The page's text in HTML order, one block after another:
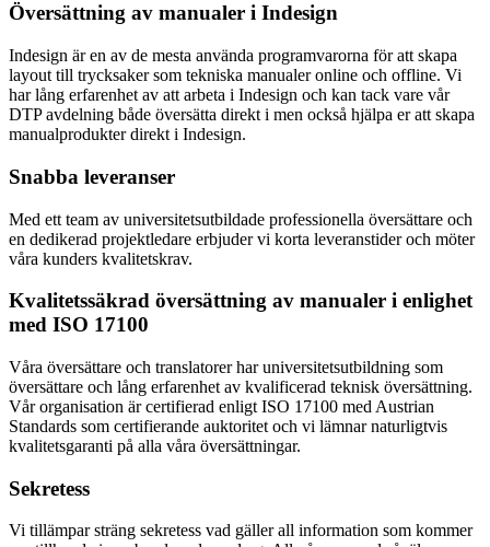
Översättning av manualer i Indesign
Indesign är en av de mesta använda programvarorna för att skapa
layout till trycksaker som tekniska manualer online och offline. Vi
har lång erfarenhet av att arbeta i Indesign och kan tack vare vår
DTP avdelning både översätta direkt i men också hjälpa er att skapa
manualprodukter direkt i Indesign.
Snabba leveranser
Med ett team av universitetsutbildade professionella översättare och
en dedikerad projektledare erbjuder vi korta leveranstider och möter
våra kunders kvalitetskrav.
Kvalitetssäkrad översättning av manualer i enlighet
med ISO 17100
Våra översättare och translatorer har universitetsutbildning som
översättare och lång erfarenhet av kvalificerad teknisk översättning.
Vår organisation är certifierad enligt ISO 17100 med Austrian
Standards som certifierande auktoritet och vi lämnar naturligtvis
kvalitetsgaranti på alla våra översättningar.
Sekretess
Vi tillämpar sträng sekretess vad gäller all information som kommer